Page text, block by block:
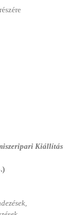
Kiállítás